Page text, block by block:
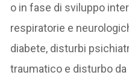
o in fase di sviluppo
respiratorie e
diabete, disturbi
traumatico e disturbo